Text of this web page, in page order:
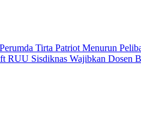
Tirta Patriot Menurun
RUU Sisdiknas Wajibkan Dosen